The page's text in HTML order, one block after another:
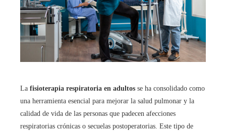
La fisioterapia respiratoria en adultos se ha consolidado como
una herramienta esencial para mejorar la salud pulmonar y la
calidad de vida de las personas que padecen afecciones
respiratorias crónicas o secuelas postoperatorias. Este tipo de